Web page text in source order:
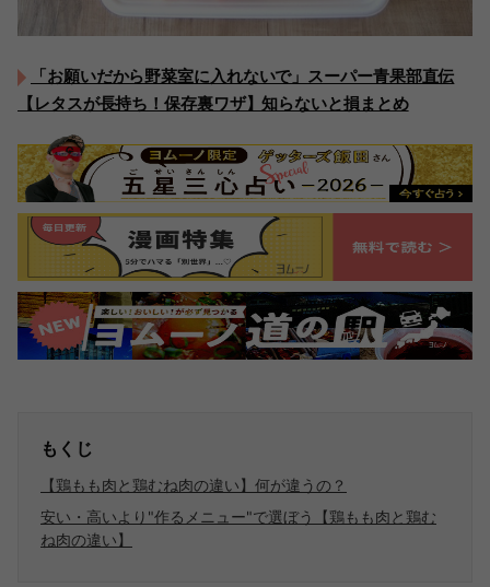
「お願いだから野菜室に入れないで」スーパー青果部直伝
【レタスが長持ち！保存裏ワザ】知らないと損まとめ
もくじ
【鶏もも肉と鶏むね肉の違い】何が違うの？
安い・高いより"作るメニュー"で選ぼう【鶏もも肉と鶏む
ね肉の違い】